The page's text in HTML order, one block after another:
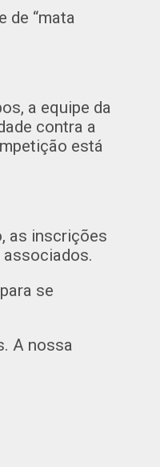
de “mata
a equipe da
contra a
está
as inscrições
se
A nossa